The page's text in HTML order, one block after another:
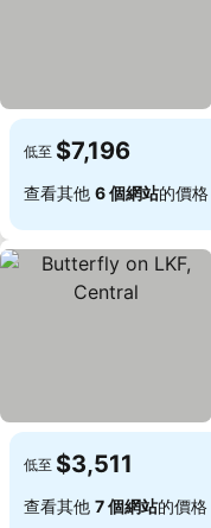
低至 $7,196
查看其他 6 個網站的價格
低至 $3,511
查看其他 7 個網站的價格